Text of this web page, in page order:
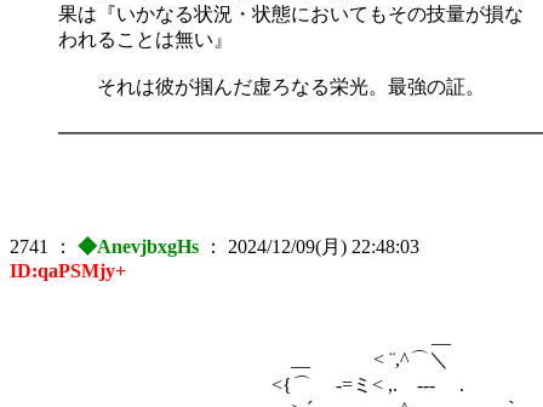
果は『いかなる状況・状態においてもその技量が損な
われることは無い』
それは彼が掴んだ虚ろなる栄光。最強の証。
2741 ： ◆AnevjbxgHs ： 2024/12/09(月) 22:48:03
ID:qaPSMjy+
__ < ¨,^⌒＼
<{⌒ -=ミ< ,. --- .